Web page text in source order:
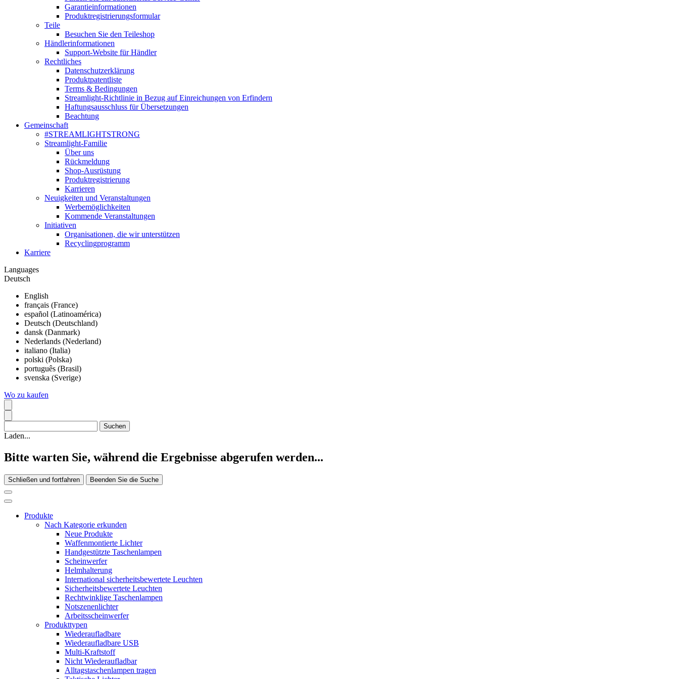
Garantieinformationen
Produktregistrierungsformular
Teile
Besuchen Sie den Teileshop
Händlerinformationen
Support-Website für Händler
Rechtliches
Datenschutzerklärung
Produktpatentliste
Terms & Bedingungen
Streamlight-Richtlinie in Bezug auf Einreichungen von Erfindern
Haftungsausschluss für Übersetzungen
Beachtung
Gemeinschaft
#STREAMLIGHTSTRONG
Streamlight-Familie
Über uns
Rückmeldung
Shop-Ausrüstung
Produktregistrierung
Karrieren
Neuigkeiten und Veranstaltungen
Werbemöglichkeiten
Kommende Veranstaltungen
Initiativen
Organisationen, die wir unterstützen
Recyclingprogramm
Karriere
Languages
Deutsch
English
français (France)
español (Latinoamérica)
Deutsch (Deutschland)
dansk (Danmark)
Nederlands (Nederland)
italiano (Italia)
polski (Polska)
português (Brasil)
svenska (Sverige)
Wo zu kaufen
Laden...
Bitte warten Sie, während die Ergebnisse abgerufen werden...
Schließen und fortfahren Beenden Sie die Suche
Produkte
Nach Kategorie erkunden
Neue Produkte
Waffenmontierte Lichter
Handgestützte Taschenlampen
Scheinwerfer
Helmhalterung
International sicherheitsbewertete Leuchten
Sicherheitsbewertete Leuchten
Rechtwinklige Taschenlampen
Notszenenlichter
Arbeitsscheinwerfer
Produkttypen
Wiederaufladbare
Wiederaufladbare USB
Multi-Kraftstoff
Nicht Wiederaufladbar
Alltagstaschenlampen tragen